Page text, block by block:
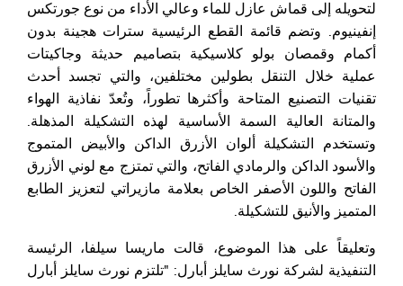
لتحويله إلى قماش عازل للماء وعالي الأداء من نوع جورتكس
إنفينيوم. وتضم قائمة القطع الرئيسية سترات هجينة بدون
أكمام وقمصان بولو كلاسيكية بتصاميم حديثة وجاكيتات
عملية خلال التنقل بطولين مختلفين، والتي تجسد أحدث
تقنيات التصنيع المتاحة وأكثرها تطوراً، وتُعدّ نفاذية الهواء
والمتانة العالية السمة الأساسية لهذه التشكيلة المذهلة.
وتستخدم التشكيلة ألوان الأزرق الداكن والأبيض المتموج
والأسود الداكن والرمادي الفاتح، والتي تمتزج مع لوني الأزرق
الفاتح واللون الأصفر الخاص بعلامة مازيراتي لتعزيز الطابع
المتميز والأنيق للتشكيلة.
وتعليقاً على هذا الموضوع، قالت ماريسا سيلفا، الرئيسة
التنفيذية لشركة نورث سايلز أبارل: "تلتزم نورث سايلز أبارل